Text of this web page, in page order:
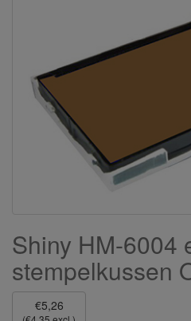
Shiny HM-6004
stempelkussen
€5,26